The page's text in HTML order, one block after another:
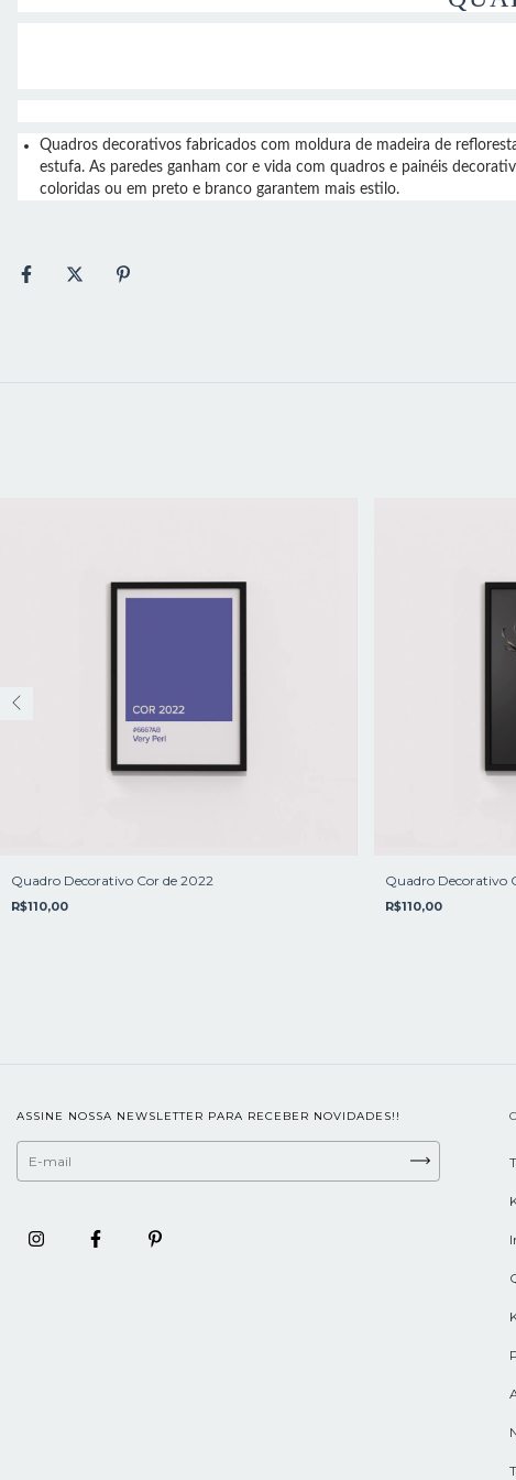
Quadros decorativos fabricados com moldura de madeira de
estufa. As paredes ganham cor e vida com quadros e painéis
coloridas ou em preto e branco garantem mais estilo.
Quadro Decorativo Cor de 2022
R$110,00
Quadro Decorativo
R$110,00
ASSINE NOSSA NEWSLETTER PARA RECEBER NOVIDADES!!